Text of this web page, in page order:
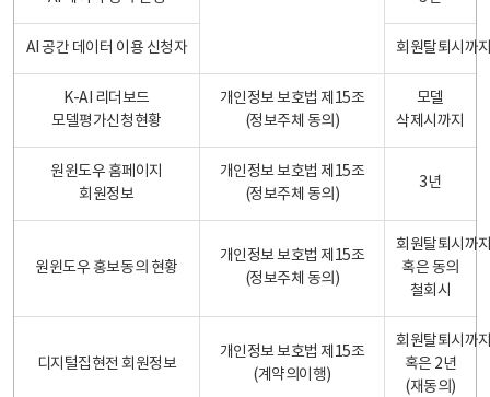
AI 공간 데이터 이용 신청자 회원탈퇴시까
K-AI 리더보드
모델평가신청현황
개인정보 보호법 제15조
(정보주체 동의)
모델
삭제시까지
원윈도우 홈페이지
회원정보
개인정보 보호법 제15조
(정보주체 동의)
3년
원윈도우 홍보동의 현황
개인정보 보호법 제15조
(정보주체 동의)
회원탈퇴시까
혹은 동의
철회시
디지털집현전 회원정보
개인정보 보호법 제15조
(계약의이행)
회원탈퇴시까
혹은 2년
(재동의)